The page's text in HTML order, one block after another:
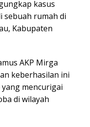
kasus
sebuah rumah di
Kabupaten
AKP Mirga
keberhasilan ini
mencurigai
di wilayah